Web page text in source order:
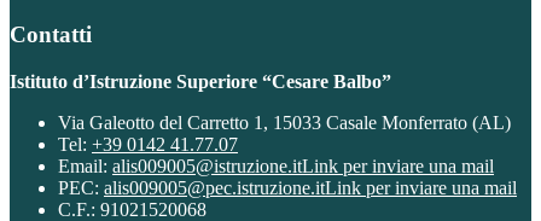
Contatti
Istituto d’Istruzione Superiore “Cesare Balbo”
Via Galeotto del Carretto 1, 15033 Casale Monferrato (AL)
Tel: +39 0142 41.77.07
Email: alis009005@istruzione.itLink per inviare una mail
PEC: alis009005@pec.istruzione.itLink per inviare una mail
C.F.: 91021520068